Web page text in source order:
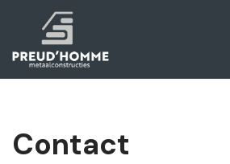
naar
de
Contact